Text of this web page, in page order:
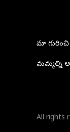
మా గురించి
మమ్మల్ని
All rights